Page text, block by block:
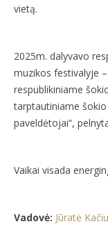
vietą.
2025m. dalyvavo
muzikos festivalyje
respublikiniame
tarptautiniame
paveldėtojai“,
Vaikai visada
Vadovė: Jūratė